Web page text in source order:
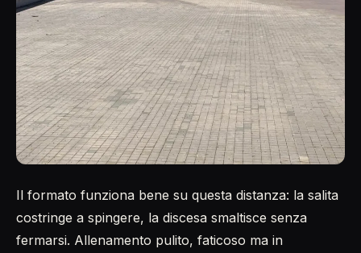
Il formato funziona bene su questa distanza: la salita
costringe a spingere, la discesa smaltisce senza
fermarsi. Allenamento pulito, faticoso ma in